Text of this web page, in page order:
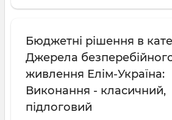
Бюджетні рішення в
Джерела
живлення Елім-Україна:
Виконання - класичний,
підлоговий